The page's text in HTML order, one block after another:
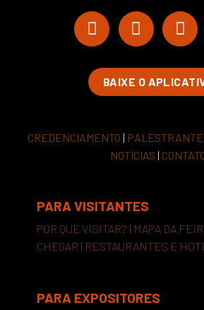
BAIXE O
CREDENCIAMENTO |
NOTÍCIAS |
PARA VISITANTES
POR QUE VISITAR? | MAPA DA
CHEGAR | RESTAURANTES E
PARA EXPOSITORES